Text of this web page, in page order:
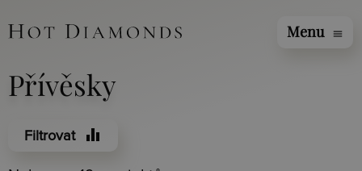
Menu menu
Přívěsky
Filtrovat equalizer